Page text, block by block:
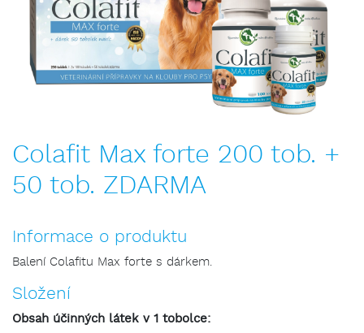
Colafit Max forte 200 tob. +
50 tob. ZDARMA
Informace o produktu
Balení Colafitu Max forte s dárkem.
Složení
Obsah účinných látek v 1 tobolce: